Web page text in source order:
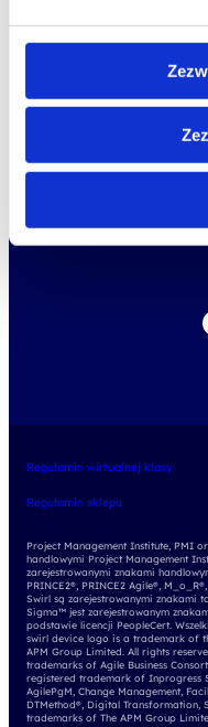
oferta
o szkoleniach
o Altkom
zrównoważony
kariera
Regulamin wirtualnej klasy
Regulamin sklepu
Project Management Institute, PMI
handlowymi Project Management
zarejestrowanymi znakami
PRINCE2®, PRINCE2 Agile®,
Swirl są zarejestrowanymi znakami
Sigma™ jest zarejestrowanym
podstawie licencji PeopleCert.
swirl device logo is a trademark of
APM Group Limited. All rights
trademarks of Agile Business
registered trademark of Inprogress
AgilePgM, Change Management,
DTMethod®, Digital Transformation,
trademarks of The APM Group